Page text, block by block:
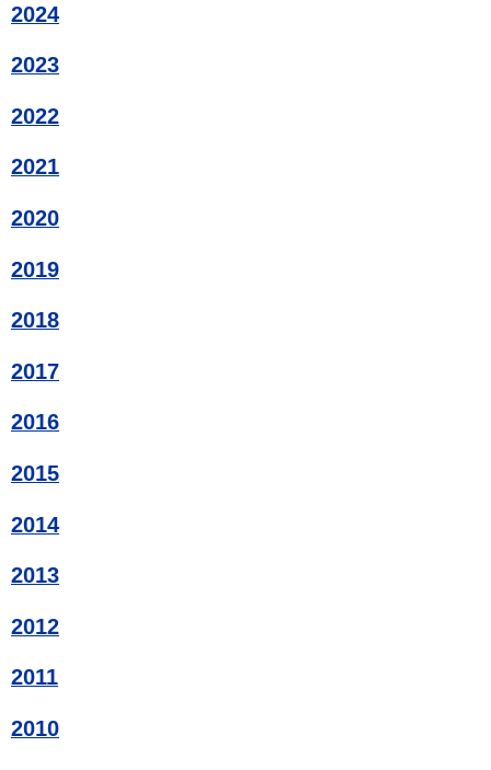
2024
2023
2022
2021
2020
2019
2018
2017
2016
2015
2014
2013
2012
2011
2010